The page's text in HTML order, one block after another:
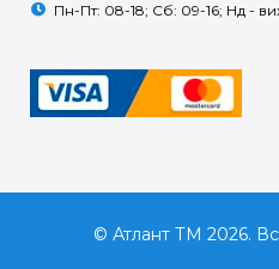
Пн-Пт: 08-18; Сб: 09-16; Нд -
© Атлант ТМ 2026.